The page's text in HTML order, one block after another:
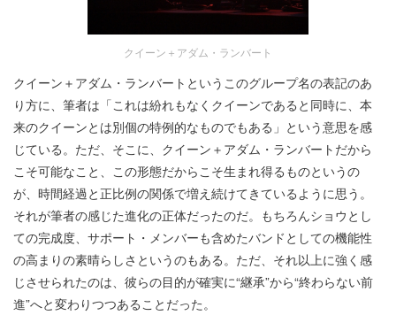
クイーン＋アダム・ランバート
クイーン＋アダム・ランバートというこのグループ名の表記のあ
り方に、筆者は「これは紛れもなくクイーンであると同時に、本
来のクイーンとは別個の特例的なものでもある」という意思を感
じている。ただ、そこに、クイーン＋アダム・ランバートだから
こそ可能なこと、この形態だからこそ生まれ得るものというの
が、時間経過と正比例の関係で増え続けてきているように思う。
それが筆者の感じた進化の正体だったのだ。もちろんショウとし
ての完成度、サポート・メンバーも含めたバンドとしての機能性
の高まりの素晴らしさというのもある。ただ、それ以上に強く感
じさせられたのは、彼らの目的が確実に“継承”から“終わらない前
進”へと変わりつつあることだった。